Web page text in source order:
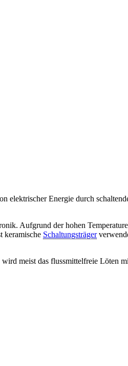
Energie durch
Aufgrund der hohen
keramische Schaltungsträger
meist das flussmittelfreie Löten